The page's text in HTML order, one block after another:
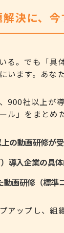
決に、
る。でも「具
います。あな
900社以上が
ル」をまとめ
の動画研修が
導入企業の具
画研修（標準
アップし、組